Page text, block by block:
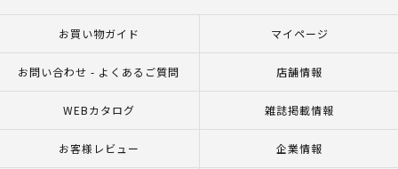
お買い物ガイド マイページ
お問い合わせ - よくあるご質問 店舗情報
WEBカタログ 雑誌掲載情報
お客様レビュー 企業情報